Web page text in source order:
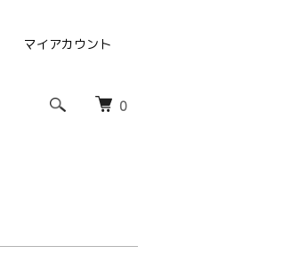
0
マイアカウント